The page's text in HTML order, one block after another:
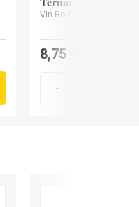
Vin Rouge
8,75
-